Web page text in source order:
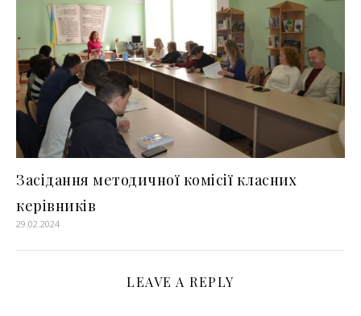
Засідання методичної комісії класних
керівників
29.02.2024
LEAVE A REPLY